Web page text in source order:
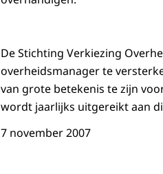
De Stichting Verkiezing
overheidsmanager te
van grote betekenis te zijn
wordt jaarlijks uitgereikt aan
7 november 2007